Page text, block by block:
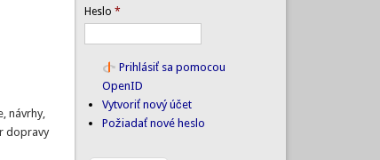
návrhy,
dopravy
Heslo *
Prihlásiť sa pomocou
OpenID
Vytvoriť nový účet
Požiadať nové heslo